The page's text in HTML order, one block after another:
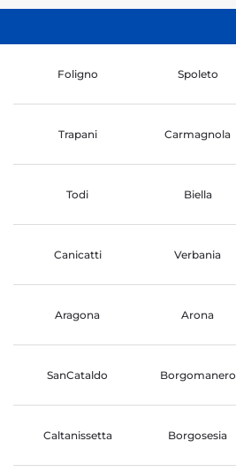
Foligno Spoleto
Trapani Carmagnola
Todi Biella
Canicatti Verbania
Aragona Arona
SanCataldo Borgomanero
Caltanissetta Borgosesia